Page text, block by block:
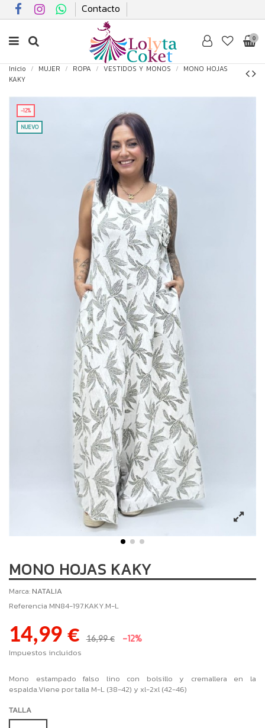
Contacto
0
Inicio MUJER ROPA VESTIDOS Y MONOS
MONO HOJAS
KAKY
-12%
NUEVO
MONO HOJAS KAKY
Marca: NATALIA
Referencia MN84-197.KAKY.M-L
14,99 € 16,99 € -12%
Impuestos incluidos
Mono estampado falso lino con bolsillo y cremallera en la
espalda.Viene por talla M-L (38-42) y xl-2xl (42-46)
TALLA